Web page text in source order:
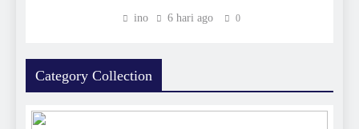
ino 6 hari ago 0
Category Collection